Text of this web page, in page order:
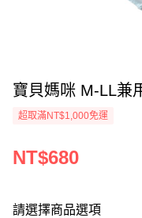
寶貝媽咪 M-LL兼
超取滿NT$1,000免運
NT$680
請選擇商品選項